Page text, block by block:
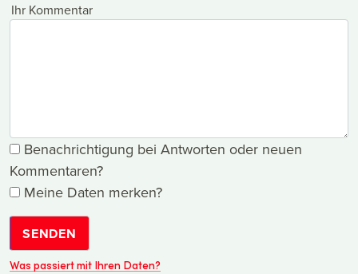
Ihr Kommentar
Benachrichtigung bei Antworten oder neuen
Kommentaren?
Meine Daten merken?
SENDEN
Was passiert mit Ihren Daten?